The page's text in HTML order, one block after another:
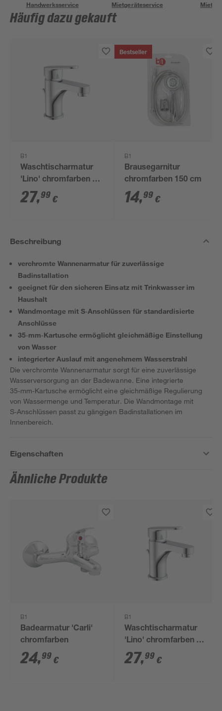
Handwerksservice Mietgeräteservice
Häufig dazu gekauft
B1
Waschtischarmatur
'Lino' chromfarben 14
cm
27,99 €
Bestseller
B1
Brausegarnitur
chromfarben 150 cm
14,99 €
Beschreibung
verchromte Wannenarmatur für zuverlässige
Badinstallation
geeignet für den sicheren Einsatz mit Trinkwasser im
Haushalt
Wandmontage mit S‑Anschlüssen für standardisierte
Anschlüsse
35‑mm‑Kartusche ermöglicht gleichmäßige Einstellung
von Wasser
integrierter Auslauf mit angenehmem Wasserstrahl
Die verchromte Wannenarmatur sorgt für eine zuverlässige
Wasserversorgung an der Badewanne. Eine integrierte
35‑mm‑Kartusche ermöglicht eine gleichmäßige Regulierung
von Wassermenge und Temperatur. Die Wandmontage mit
S‑Anschlüssen passt zu gängigen Badinstallationen im
Innenbereich.
Eigenschaften
Ähnliche Produkte
B1
Badearmatur 'Carli'
chromfarben
24,99 €
B1
Waschtischarmatur
'Lino' chromfarben 14
cm
27,99 €